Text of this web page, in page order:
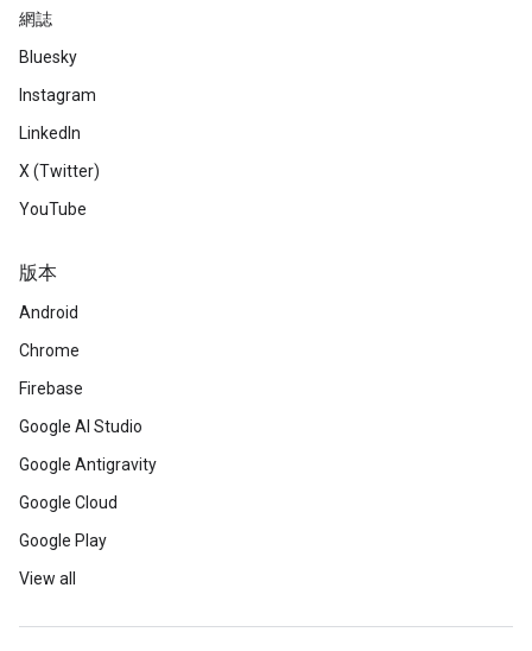
網誌
Bluesky
Instagram
LinkedIn
X (Twitter)
YouTube
版本
Android
Chrome
Firebase
Google AI Studio
Google Antigravity
Google Cloud
Google Play
View all